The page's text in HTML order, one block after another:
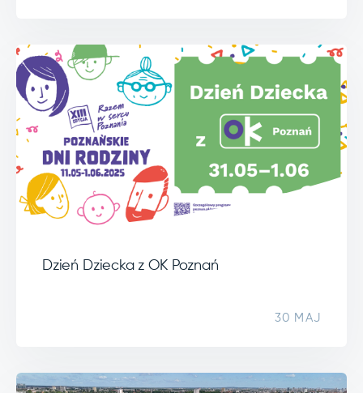
Dzień Dziecka z OK Poznań
30 MAJ